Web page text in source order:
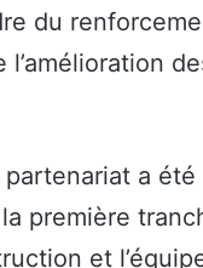
du
a
première
et